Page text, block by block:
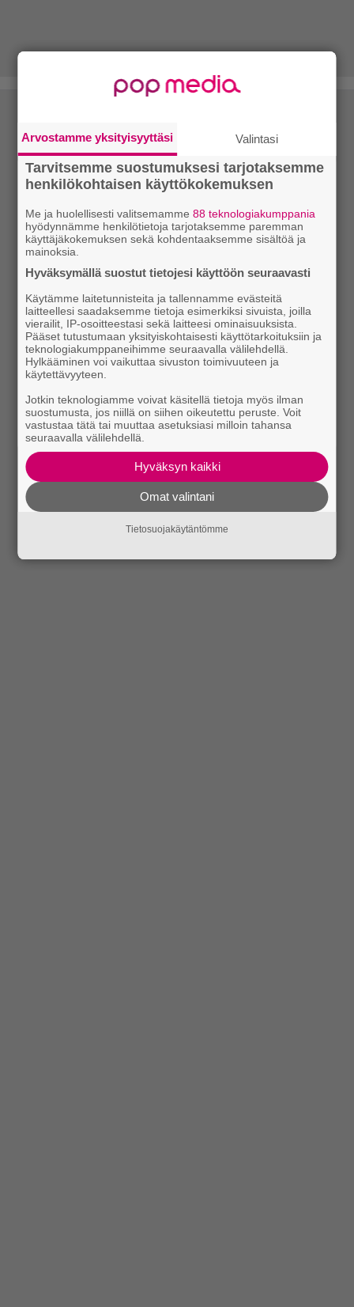
Arvostamme yksityisyyttäsi Valintasi
Tarvitsemme suostumuksesi tarjotaksemme
henkilökohtaisen käyttökokemuksen
Me ja huolellisesti valitsemamme88 teknologiakumppania
hyödynnämme henkilötietoja tarjotaksemme paremman
käyttäjäkokemuksen sekä kohdentaaksemme sisältöä ja
mainoksia.
Hyväksymällä suostut tietojesi käyttöön seuraavasti
Käytämme laitetunnisteita ja tallennamme evästeitä
laitteellesi saadaksemme tietoja esimerkiksi sivuista, joilla
vierailit, IP-osoitteestasi sekä laitteesi ominaisuuksista.
Pääset tutustumaan yksityiskohtaisesti käyttötarkoituksiin ja
teknologiakumppaneihimme seuraavalla välilehdellä.
Hylkääminen voi vaikuttaa sivuston toimivuuteen ja
käytettävyyteen.
Jotkin teknologiamme voivat käsitellä tietoja myös ilman
suostumusta, jos niillä on siihen oikeutettu peruste. Voit
vastustaa tätä tai muuttaa asetuksiasi milloin tahansa
seuraavalla välilehdellä.
Hyväksyn kaikki
Omat valintani
Tietosuojakäytäntömme